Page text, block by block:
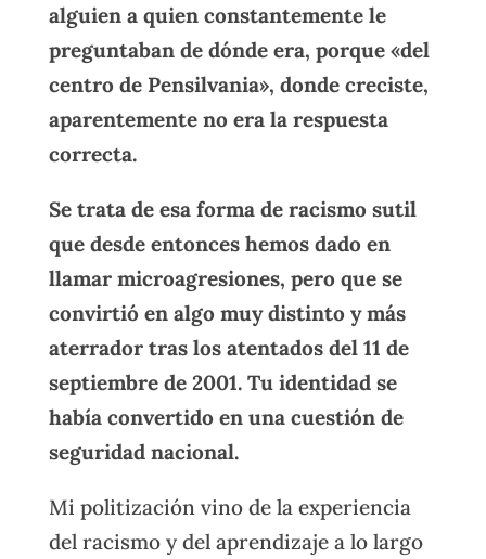
alguien a quien constantemente le
preguntaban de dónde era, porque «del
centro de Pensilvania», donde creciste,
aparentemente no era la respuesta
correcta.
Se trata de esa forma de racismo sutil
que desde entonces hemos dado en
llamar microagresiones, pero que se
convirtió en algo muy distinto y más
aterrador tras los atentados del 11 de
septiembre de 2001. Tu identidad se
había convertido en una cuestión de
seguridad nacional.
Mi politización vino de la experiencia
del racismo y del aprendizaje a lo largo